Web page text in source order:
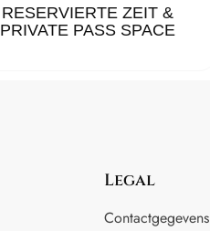
RESERVIERTE ZEIT &
PRIVATE PASS SPACE
Legal
Contactgegevens